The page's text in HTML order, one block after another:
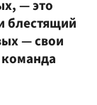
— это
блестящий
— свои